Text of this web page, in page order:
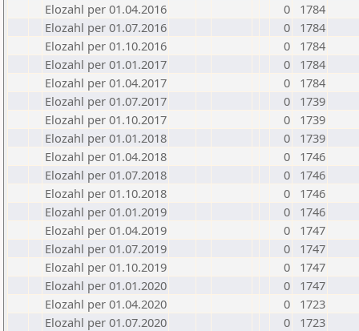
Elozahl per 01.04.2016
0
1784
Elozahl per 01.07.2016
0
1784
Elozahl per 01.10.2016
0
1784
Elozahl per 01.01.2017
0
1784
Elozahl per 01.04.2017
0
1784
Elozahl per 01.07.2017
0
1739
Elozahl per 01.10.2017
0
1739
Elozahl per 01.01.2018
0
1739
Elozahl per 01.04.2018
0
1746
Elozahl per 01.07.2018
0
1746
Elozahl per 01.10.2018
0
1746
Elozahl per 01.01.2019
0
1746
Elozahl per 01.04.2019
0
1747
Elozahl per 01.07.2019
0
1747
Elozahl per 01.10.2019
0
1747
Elozahl per 01.01.2020
0
1747
Elozahl per 01.04.2020
0
1723
Elozahl per 01.07.2020
0
1723